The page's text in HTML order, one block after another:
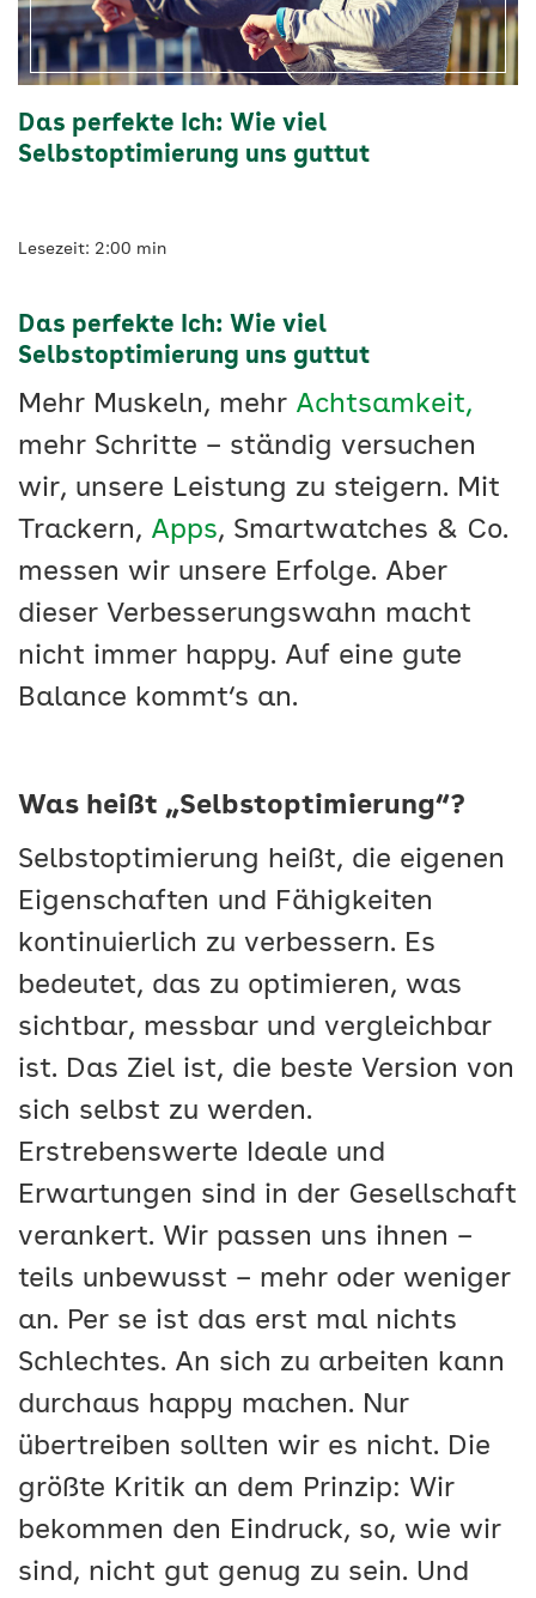
Das perfekte Ich: Wie viel
Selbstoptimierung uns guttut
Lesezeit: 2:00 min
Das perfekte Ich: Wie viel
Selbstoptimierung uns guttut
Mehr Muskeln, mehr Achtsamkeit,
mehr Schritte – ständig versuchen
wir, unsere Leistung zu steigern. Mit
Trackern, Apps, Smartwatches & Co.
messen wir unsere Erfolge. Aber
dieser Verbesserungswahn macht
nicht immer happy. Auf eine gute
Balance kommt‘s an.
Was heißt „Selbstoptimierung“?
Selbstoptimierung heißt, die eigenen
Eigenschaften und Fähigkeiten
kontinuierlich zu verbessern. Es
bedeutet, das zu optimieren, was
sichtbar, messbar und vergleichbar
ist. Das Ziel ist, die beste Version von
sich selbst zu werden.
Erstrebenswerte Ideale und
Erwartungen sind in der Gesellschaft
verankert. Wir passen uns ihnen –
teils unbewusst – mehr oder weniger
an. Per se ist das erst mal nichts
Schlechtes. An sich zu arbeiten kann
durchaus happy machen. Nur
übertreiben sollten wir es nicht. Die
größte Kritik an dem Prinzip: Wir
bekommen den Eindruck, so, wie wir
sind, nicht gut genug zu sein. Und